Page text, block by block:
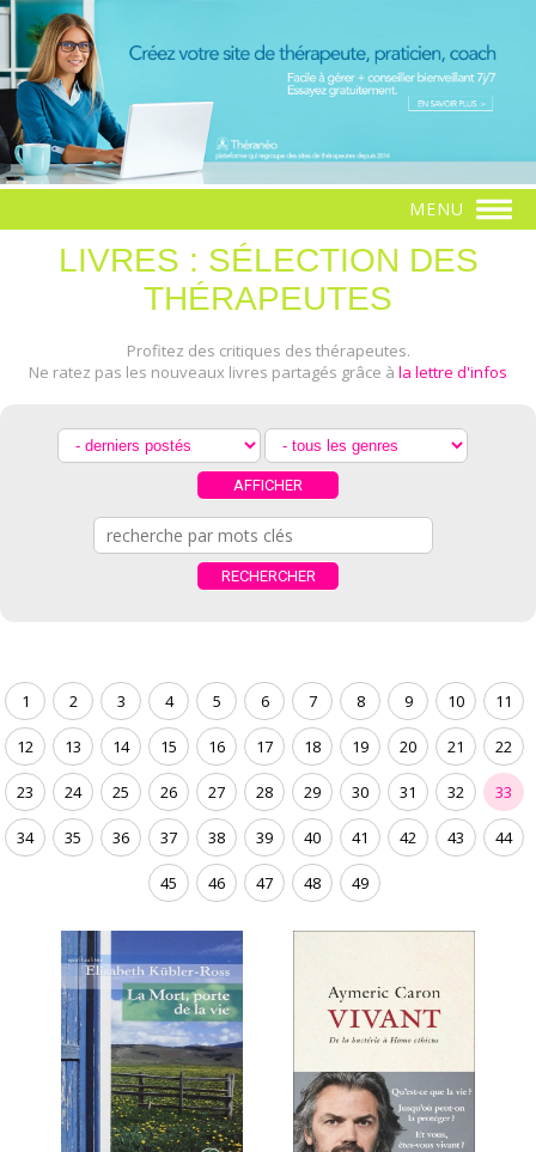
MENU
LIVRES : SÉLECTION DES
THÉRAPEUTES
Profitez des critiques des thérapeutes.
Ne ratez pas les nouveaux livres partagés grâce à la lettre d'infos
1 2 3 4 5 6 7 8 9 10 11
12 13 14 15 16 17 18 19 20 21 22
23 24 25 26 27 28 29 30 31 32 33
34 35 36 37 38 39 40 41 42 43 44
45 46 47 48 49